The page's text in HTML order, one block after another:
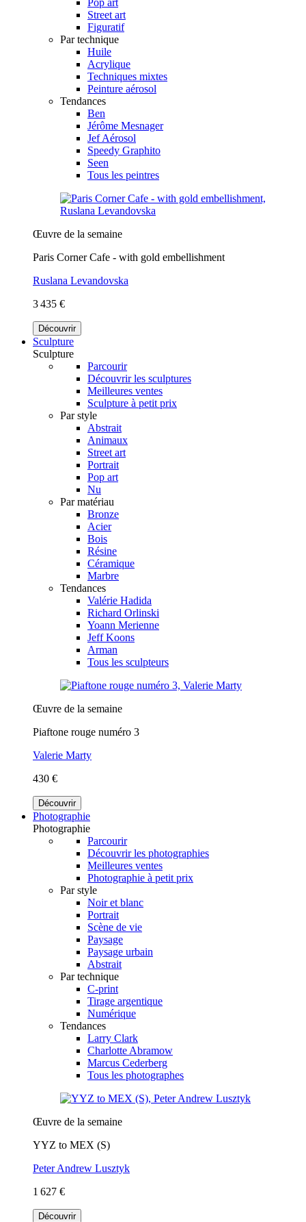
Street art
Figuratif
Par technique
Huile
Acrylique
Techniques mixtes
Peinture aérosol
Tendances
Ben
Jérôme Mesnager
Jef Aérosol
Speedy Graphito
Seen
Tous les peintres
Œuvre de la semaine
Paris Corner Cafe - with gold embellishment
Ruslana Levandovska
3 435 €
Découvrir
Sculpture
Sculpture
Parcourir
Découvrir les sculptures
Meilleures ventes
Sculpture à petit prix
Par style
Abstrait
Animaux
Street art
Portrait
Pop art
Nu
Par matériau
Bronze
Acier
Bois
Résine
Céramique
Marbre
Tendances
Valérie Hadida
Richard Orlinski
Yoann Merienne
Jeff Koons
Arman
Tous les sculpteurs
Œuvre de la semaine
Piaftone rouge numéro 3
Valerie Marty
430 €
Découvrir
Photographie
Photographie
Parcourir
Découvrir les photographies
Meilleures ventes
Photographie à petit prix
Par style
Noir et blanc
Portrait
Scène de vie
Paysage
Paysage urbain
Abstrait
Par technique
C-print
Tirage argentique
Numérique
Tendances
Larry Clark
Charlotte Abramow
Marcus Cederberg
Tous les photographes
Œuvre de la semaine
YYZ to MEX (S)
Peter Andrew Lusztyk
1 627 €
Découvrir